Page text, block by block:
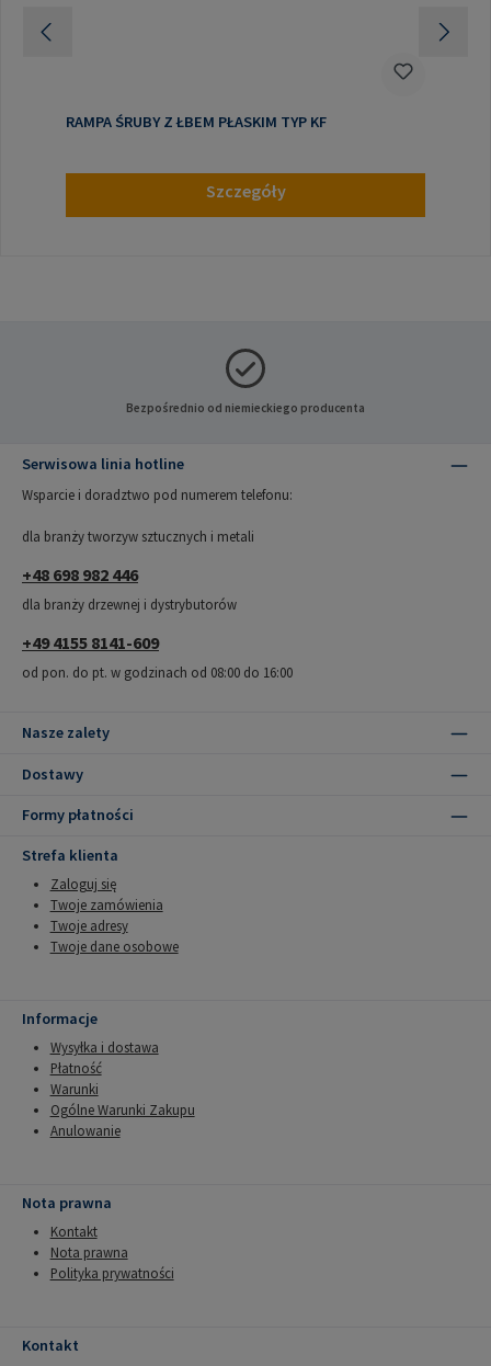
RAMPA ŚRUBY Z ŁBEM PŁASKIM TYP KF
Szczegóły
Bezpośrednio od niemieckiego producenta
Serwisowa linia hotline
Wsparcie i doradztwo pod numerem telefonu:
dla branży tworzyw sztucznych i metali
+48 698 982 446
dla branży drzewnej i dystrybutorów
+49 4155 8141-609
od pon. do pt. w godzinach od 08:00 do 16:00
Nasze zalety
Dostawy
Formy płatności
Strefa klienta
Zaloguj się
Twoje zamówienia
Twoje adresy
Twoje dane osobowe
Informacje
Wysyłka i dostawa
Płatność
Warunki
Ogólne Warunki Zakupu
Anulowanie
Nota prawna
Kontakt
Nota prawna
Polityka prywatności
Kontakt